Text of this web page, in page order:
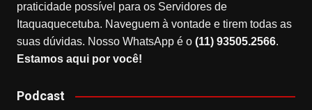
praticidade possível para os Servidores de
Itaquaquecetuba. Naveguem à vontade e tirem todas as
suas dúvidas. Nosso WhatsApp é o (11) 93505.2566.
Estamos aqui por você!
Podcast